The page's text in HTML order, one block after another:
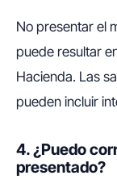
No presentar el
puede resultar
Hacienda. Las
pueden incluir
4. ¿Puedo
presentado?